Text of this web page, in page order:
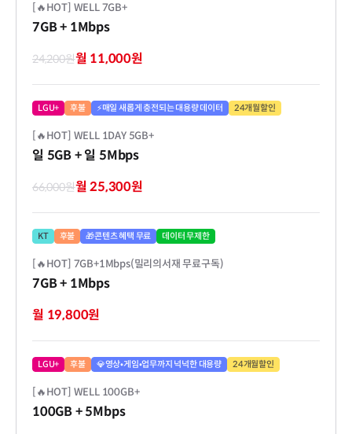
[🔥HOT] WELL 7GB+
7GB+ 1Mbps
24,200원월 11,000원
LGU+ 후불 ⚡매일 새롭게 충전되는 대용량 데이터 24개월할인
[🔥HOT] WELL 1DAY 5GB+
일 5GB+ 일 5Mbps
66,000원월 25,300원
KT 후불 🎁콘텐츠 혜택 무료 데이터 무제한
[🔥HOT] 7GB+1Mbps(밀리의서재 무료구독)
7GB+ 1Mbps
월 19,800원
LGU+ 후불 💎영상•게임•업무까지 넉넉한 대용량 24개월할인
[🔥HOT] WELL 100GB+
100GB+ 5Mbps